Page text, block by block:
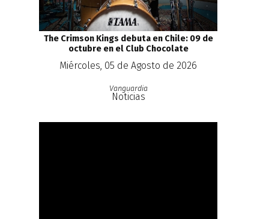
The Crimson Kings debuta en Chile: 09 de
octubre en el Club Chocolate
Miércoles, 05 de Agosto de 2026
Vanguardia
Noticias